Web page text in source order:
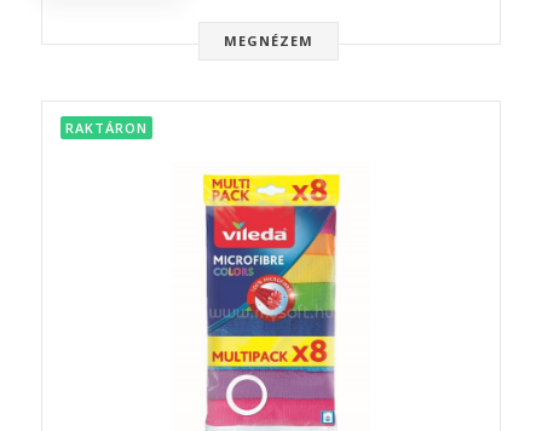
MEGNÉZEM
RAKTÁRON